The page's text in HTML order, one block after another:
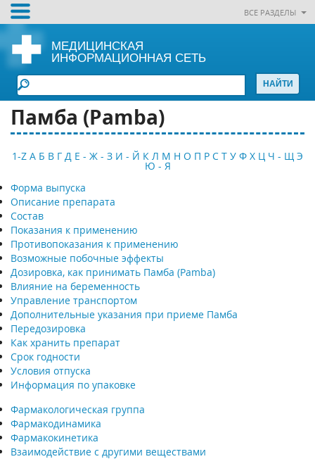
ВСЕ РАЗДЕЛЫ
МЕДИЦИНСКАЯ
ИНФОРМАЦИОННАЯ СЕТЬ
Памба (Pamba)
1-Z А Б В Г Д Е - Ж - З И - Й К Л М Н О П Р С Т У Ф Х Ц Ч - Щ Э
Ю - Я
Форма выпуска
Описание препарата
Состав
Показания к применению
Противопоказания к применению
Возможные побочные эффекты
Дозировка, как принимать Памба (Pamba)
Влияние на беременность
Управление транспортом
Дополнительные указания при приеме Памба
Передозировка
Как хранить препарат
Срок годности
Условия отпуска
Информация по упаковке
Фармакологическая группа
Фармакодинамика
Фармакокинетика
Взаимодействие с другими веществами